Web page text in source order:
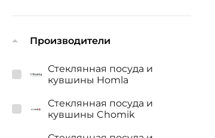
Производители
Стеклянная посуда и
кувшины Homla
Стеклянная посуда и
кувшины Chomik